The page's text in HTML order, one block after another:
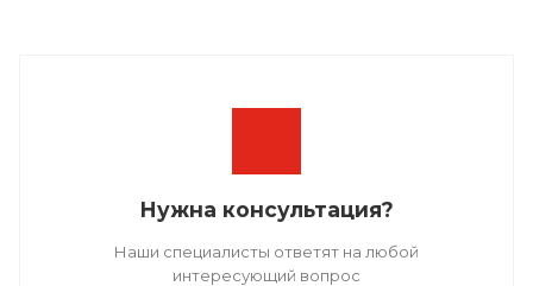
Нужна консультация?
Наши специалисты ответят на любой
интересующий вопрос